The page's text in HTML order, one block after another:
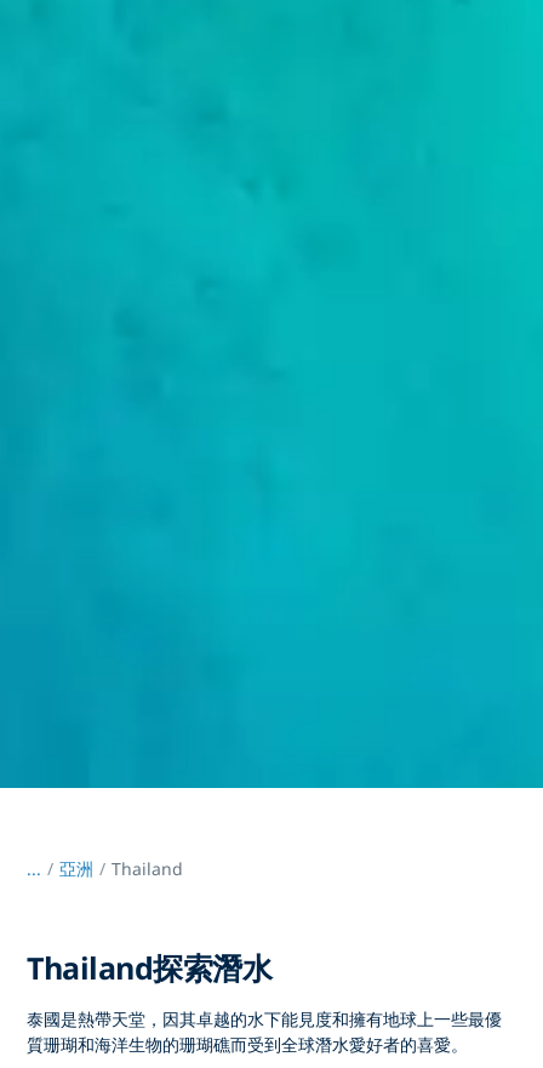
... / 亞洲 Thailand
Thailand探索潛水
泰國是熱帶天堂，因其卓越的水下能見度和擁有地球上一些最優
質珊瑚和海洋生物的珊瑚礁而受到全球潛水愛好者的喜愛。